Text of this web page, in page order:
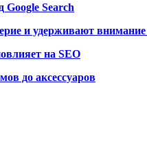
Google Search
и удерживают внимание
на SEO
до аксессуаров